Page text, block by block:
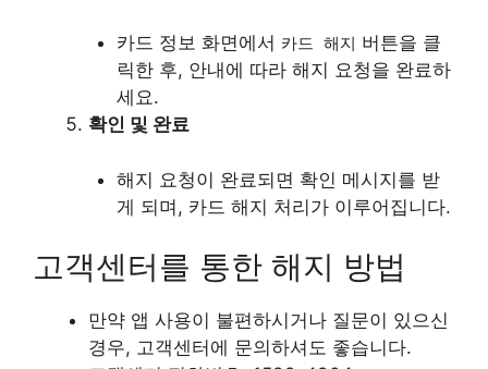
카드 정보 화면에서 카드 해지 버튼을 클
릭한 후, 안내에 따라 해지 요청을 완료하
세요.
확인 및 완료
해지 요청이 완료되면 확인 메시지를 받
게 되며, 카드 해지 처리가 이루어집니다.
고객센터를 통한 해지 방법
만약 앱 사용이 불편하시거나 질문이 있으신
경우, 고객센터에 문의하셔도 좋습니다.